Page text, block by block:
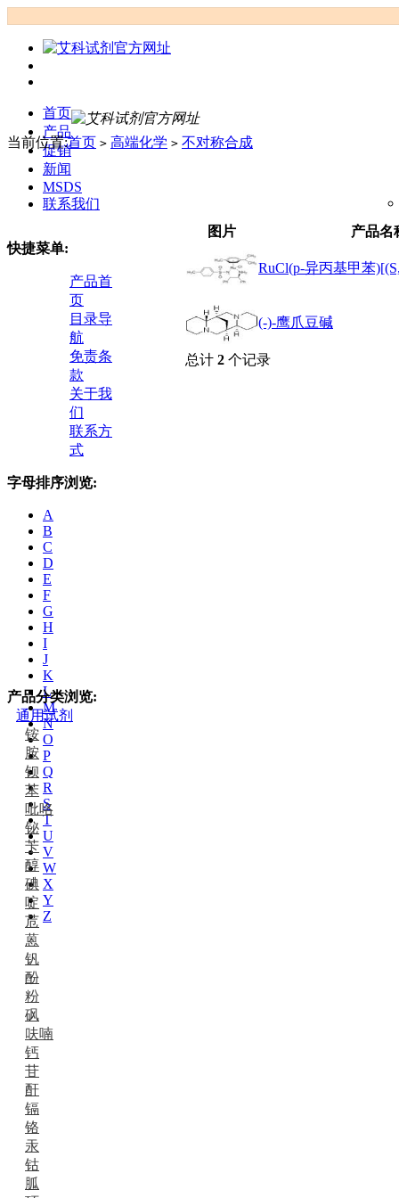
首页
产品
促销
新闻
MSDS
联系我们
当前位置:首页 > 高端化学 > 不对称合成
快捷菜单:
产品首
页
目录导
航
免责条
款
关于我
们
联系方
式
字母排序浏览:
A
B
C
D
E
F
G
H
I
J
K
L
M
N
O
P
Q
R
S
T
U
V
W
X
Y
Z
产品分类浏览:
通用试剂
铵
胺
钡
苯
吡咯
铋
苄
醇
碘
啶
苊
蒽
钒
酚
粉
砜
呋喃
钙
苷
酐
镉
铬
汞
钴
胍
图片 产品名
RuCl(p-异丙基甲苯
(-)-鹰爪豆碱
总计 2 个记录